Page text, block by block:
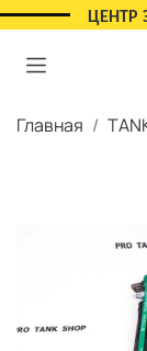
ЦЕНТР
Главная